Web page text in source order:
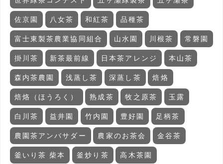
佐京園 八女茶 和紅茶 品種茶
富士東製茶農業協同組合 山水園 川根茶 常磐園
掛川茶 新茶最前線 日本茶アレンジ 本山茶
森内茶農園 浅蒸し茶 深蒸し茶 焙烙
焙烙（ほうろく） 熟成茶 牧之原茶 玉露
白川茶 益井園 竹内園 豊好園 足柄茶
農園茶アンバサダー 農家のお茶会 金谷茶
釜いり茶 柴本 釜炒り茶 高木茶園